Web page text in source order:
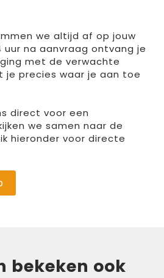
we altijd af op jouw
uur na aanvraag ontvang je
met de verwachte
je precies waar je aan toe
direct voor een
we samen naar de
hieronder voor directe
bekeken ook